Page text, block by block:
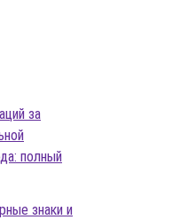
за
полный
знаки и